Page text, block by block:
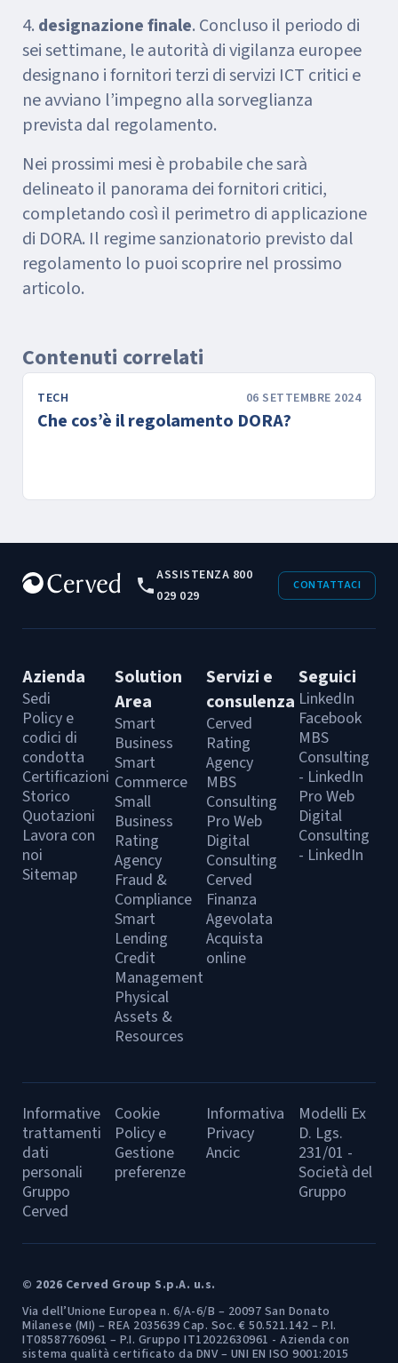
4. designazione finale. Concluso il periodo di
sei settimane, le autorità di vigilanza europee
designano i fornitori terzi di servizi ICT critici e
ne avviano l’impegno alla sorveglianza
prevista dal regolamento.
Nei prossimi mesi è probabile che sarà
delineato il panorama dei fornitori critici,
completando così il perimetro di applicazione
di DORA. Il regime sanzionatorio previsto dal
regolamento lo puoi scoprire nel prossimo
articolo.
Contenuti correlati
TECH 06 SETTEMBRE 2024
Che cos’è il regolamento DORA?
ASSISTENZA 800
029 029
CONTATTACI
Azienda
Sedi
Policy e
codici di
condotta
Certificazioni
Storico
Quotazioni
Lavora con
noi
Sitemap
Solution
Area
Smart
Business
Smart
Commerce
Small
Business
Rating
Agency
Fraud &
Compliance
Smart
Lending
Credit
Management
Physical
Assets &
Resources
Servizi e
consulenza
Cerved
Rating
Agency
MBS
Consulting
Pro Web
Digital
Consulting
Cerved
Finanza
Agevolata
Acquista
online
Seguici
LinkedIn
Facebook
MBS
Consulting
- LinkedIn
Pro Web
Digital
Consulting
- LinkedIn
Informative
trattamenti
dati
personali
Gruppo
Cerved
Cookie
Policy e
Gestione
preferenze
Informativa
Privacy
Ancic
Modelli Ex
D. Lgs.
231/01 -
Società del
Gruppo
© 2026 Cerved Group S.p.A. u.s.
Via dell’Unione Europea n. 6/A-6/B – 20097 San Donato
Milanese (MI) – REA 2035639 Cap. Soc. € 50.521.142 – P.I.
IT08587760961 – P.I. Gruppo IT12022630961 - Azienda con
sistema qualità certificato da DNV – UNI EN ISO 9001:2015